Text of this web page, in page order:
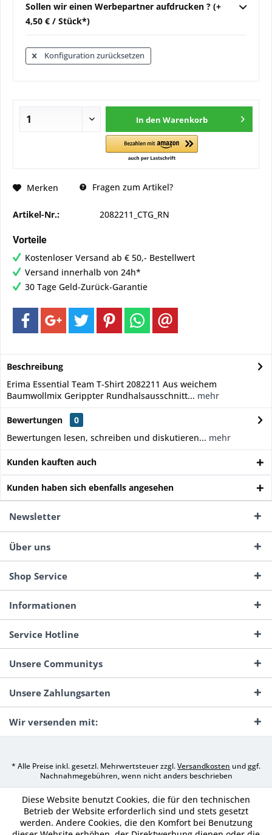
Sollen wir einen Werbepartner aufdrucken ? (+
4,50 € / Stück*)
Konfiguration zurücksetzen
In den Warenkorb
Merken Fragen zum Artikel?
Artikel-Nr.: 2082211_CTG_RN
Vorteile
Kostenloser Versand ab € 50,- Bestellwert
Versand innerhalb von 24h*
30 Tage Geld-Zurück-Garantie
Beschreibung
Erima Essential Team T-Shirt 2082211 Aus weichem
Baumwollmix Gerippter Rundhalsausschnitt... mehr
Bewertungen
0
Bewertungen lesen, schreiben und diskutieren... mehr
Kunden kauften auch
Kunden haben sich ebenfalls angesehen
Newsletter
Über uns
Shop Service
Informationen
Service Hotline
Unsere Communitys
Unsere Zahlungsarten
Wir versenden mit:
* Alle Preise inkl. gesetzl. Mehrwertsteuer zzgl.Versandkosten und ggf.
Nachnahmegebühren, wenn nicht anders beschrieben
Diese Website benutzt Cookies, die für den technischen
Betrieb der Website erforderlich sind und stets gesetzt
werden. Andere Cookies, die den Komfort bei Benutzung